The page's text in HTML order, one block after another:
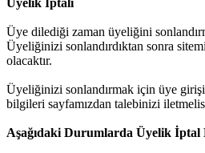
Üye dilediği zaman üyeliğini
Üyeliğinizi sonlandırdıktan sonra
olacaktır.
Üyeliğinizi sonlandırmak için üye
bilgileri sayfamızdan talebinizi
Aşağıdaki Durumlarda Üyelik İptal